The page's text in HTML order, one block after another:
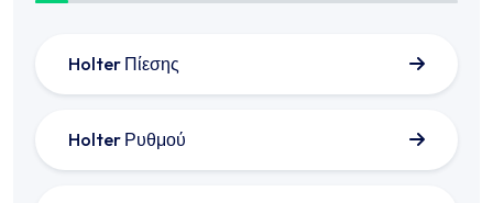
Holter Πίεσης
Holter Ρυθμού